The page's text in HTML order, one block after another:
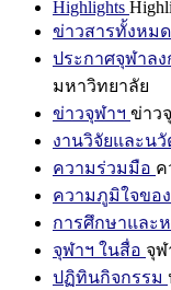
Highlights
ข่าวสารทั้งหมด
ประกาศจุฬาล
มหาวิทยาลัย
ข่าวจุฬาฯ ข่าว
งานวิจัยและนวั
ความร่วมมือ ค
ความภูมิใจขอ
การศึกษาและ
จุฬาฯ ในสื่อ จุฬ
ปฏิทินกิจกรรม